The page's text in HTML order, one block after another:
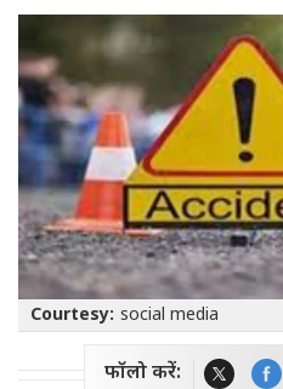
Courtesy: social media
फॉलो करें: